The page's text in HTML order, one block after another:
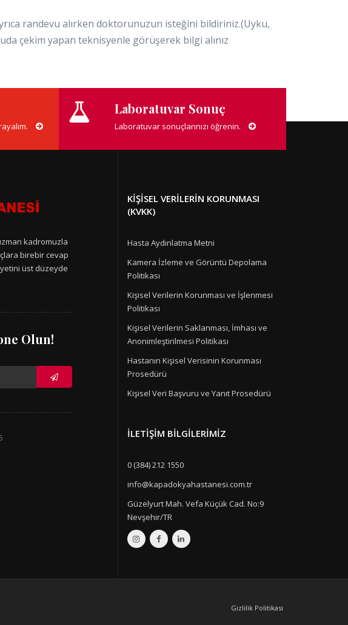
randevu alırken doktorunuzun isteğini bildiriniz.(Uyku,
çekim yapan teknisyenle görüşerek bilgi alınız
Laboratuvar Sonuç
Laboratuvar sonuçlarınızı öğrenin.
kadromuzla
birebir cevap
üst düzeyde
Olun!
KIŞISEL VERILERIN KORUNMASI
(KVKK)
Hasta Aydınlatma Metni
Kamera İzleme ve Görüntü Depolama
Politikası
Kişisel Verilerin Korunması ve İşlenmesi
Politikası
Kişisel Verilerin Saklanması, İmhası ve
Anonimleştirilmesi Politikası
Hastanın Kişisel Verisinin Korunması
Prosedürü
Kişisel Veri Başvuru ve Yanıt Prosedürü
İLETIŞIM BILGILERIMIZ
0 (384) 212 1550
info@kapadokyahastanesi.com.tr
Güzelyurt Mah. Vefa Küçük Cad. No:9
Nevşehir/TR
Gizlilik Politikası